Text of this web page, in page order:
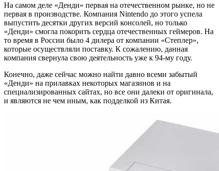
На самом деле «Денди» первая на отечественном рынке, но не
первая в производстве. Компания Nintendo до этого успела
выпустить десятки других версий консолей, но только
«Денди» смогла покорить сердца отечественных геймеров. На
то время в России было 4 дилера от компании «Степлер»,
которые осуществляли поставку. К сожалению, данная
компания свернула свою деятельность уже к 94-му году.
Конечно, даже сейчас можно найти давно всеми забытый
«Денди» на прилавках некоторых магазинов и на
специализированных сайтах, но все они далеки от оригинала,
и являются не чем иным, как подделкой из Китая.